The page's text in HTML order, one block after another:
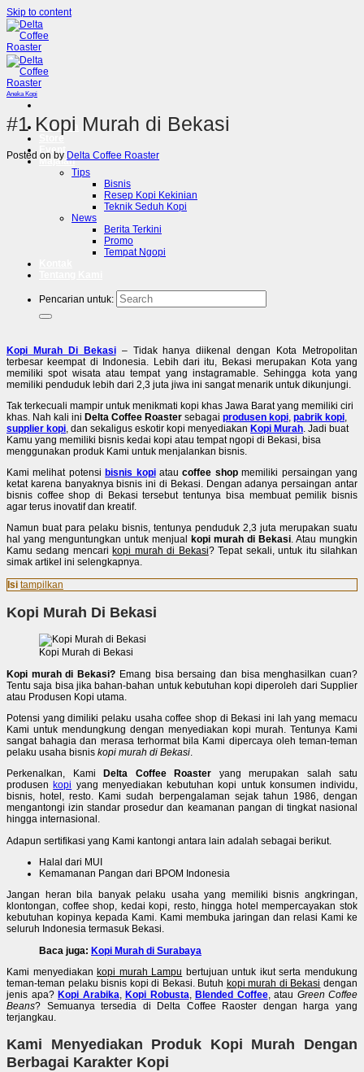
Skip to content
Beranda
Store
Event
Majalah
Tips
Bisnis
Resep Kopi Kekinian
Teknik Seduh Kopi
News
Berita Terkini
Promo
Tempat Ngopi
Pencarian untuk:
Aneka Kopi
#1 Kopi Murah di Bekasi
Posted on by Delta Coffee Roaster
Kopi Murah Di Bekasi– Tidak hanya diikenal dengan Kota Metropolitan
terbesar keempat di Indonesia. Lebih dari itu, Bekasi merupakan Kota yang
memiliki spot wisata atau tempat yang instagramable. Sehingga kota yang
memiliki penduduk lebih dari 2,3 juta jiwa ini sangat menarik untuk dikunjungi.
Tak terkecuali mampir untuk menikmati kopi khas Jawa Barat yang memiliki ciri
khas. Nah kali ini Delta Coffee Roaster sebagai produsen kopi, pabrik kopi,
supplier kopi, dan sekaligus eskotir kopi menyediakan Kopi Murah. Jadi buat
Kamu yang memiliki bisnis kedai kopi atau tempat ngopi di Bekasi, bisa
menggunakan produk Kami untuk menjalankan bisnis.
Kami melihat potensi bisnis kopiataucoffee shopmemiliki persaingan yang
ketat karena banyaknya bisnis ini di Bekasi. Dengan adanya persaingan antar
bisnis coffee shop di Bekasi tersebut tentunya bisa membuat pemilik bisnis
agar terus inovatif dan kreatif.
Namun buat para pelaku bisnis, tentunya penduduk 2,3 juta merupakan suatu
hal yang menguntungkan untuk menjual
kopi murah di Bekasi. Atau mungkin
Kamu sedang mencari kopi murah di Bekasi? Tepat sekali, untuk itu silahkan
simak artikel ini selengkapnya.
Isi tampilkan
Kopi Murah Di Bekasi
Kopi Murah di Bekasi
Kopi murah di Bekasi? Emang bisa bersaing dan bisa menghasilkan cuan?
Tentu saja bisa jika bahan-bahan untuk kebutuhan kopi diperoleh dari Supplier
atau Produsen Kopi utama.
Potensi yang dimiliki pelaku usaha coffee shop di Bekasi ini lah yang memacu
Kami untuk mendungkung dengan menyediakan kopi murah. Tentunya Kami
sangat bahagia dan merasa terhormat bila Kami dipercaya oleh teman-teman
pelaku usaha bisnis kopi murah di Bekasi.
Perkenalkan, Kami
Delta Coffee Roaster yang merupakan salah satu
produsen kopi yang menyediakan kebutuhan kopi untuk konsumen individu,
bisnis, hotel, resto. Kami sudah berpengalaman sejak tahun 1986, dengan
mengantongi izin standar prosedur dan keamanan pangan di tingkat nasional
hingga internasional.
Adapun sertifikasi yang Kami kantongi antara lain adalah sebagai berikut.
Halal dari MUI
Kemamanan Pangan dari BPOM Indonesia
Jangan heran bila banyak pelaku usaha yang memiliki bisnis angkringan,
klontongan, coffee shop, kedai kopi, resto, hingga hotel mempercayakan stok
kebutuhan kopinya kepada Kami. Kami membuka jaringan dan relasi Kami ke
seluruh Indonesia termasuk Bekasi.
Baca juga: Kopi Murah di Surabaya
Kami menyediakan kopi murah Lampu bertujuan untuk ikut serta mendukung
teman-teman pelaku bisnis kopi di Bekasi. Butuh kopi murah di Bekasi dengan
jenis apa? Kopi Arabika, Kopi Robusta, Blended Coffee, atau Green Coffee
Beans? Semuanya tersedia di Delta Coffee Raoster dengan harga yang
terjangkau.
Kami Menyediakan Produk Kopi Murah Dengan
Berbagai Karakter Kopi